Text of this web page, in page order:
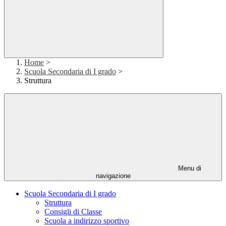
Home >
Scuola Secondaria di I grado >
Struttura
Menu di
navigazione
Scuola Secondaria di I grado
Struttura
Consigli di Classe
Scuola a indirizzo sportivo